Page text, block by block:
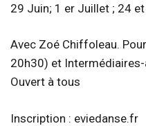
29 Juin; 1 er Juillet ; 24
Avec Zoé Chiffoleau.
20h30) et
Ouvert à tous
Inscription : eviedanse.fr